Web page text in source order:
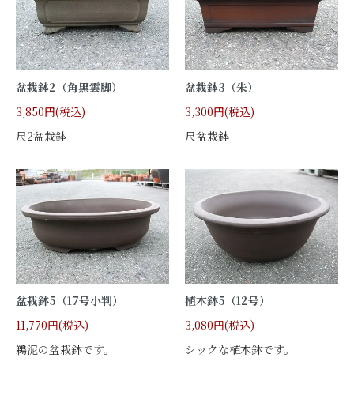
盆栽鉢2（角黒雲脚）
3,850円(税込)
尺2盆栽鉢
盆栽鉢3（朱）
3,300円(税込)
尺盆栽鉢
盆栽鉢5（17号小判）
11,770円(税込)
鵜泥の盆栽鉢です。
植木鉢5（12号）
3,080円(税込)
シックな植木鉢です。